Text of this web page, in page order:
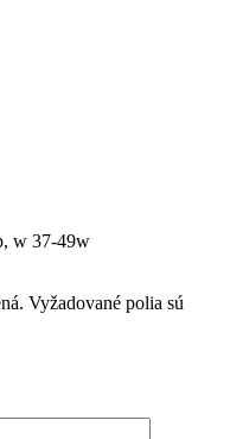
w 37-49w
Vyžadované polia sú